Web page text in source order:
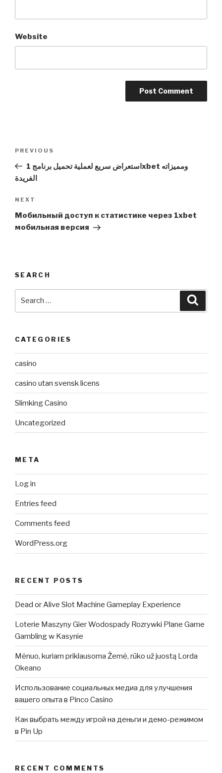
Website
Previous
Post
PREVIOUS
استعراض سريع لعملية تحميل برنامج 1xbet ومميزاته
الفريدة
Next
Post
NEXT
Мобильный доступ к статистике через 1xbet
мобильная версия
SEARCH
CATEGORIES
casino
casino utan svensk licens
Slimking Casino
Uncategorized
META
Log in
Entries feed
Comments feed
WordPress.org
RECENT POSTS
Dead or Alive Slot Machine Gameplay Experience
Loterie Maszyny Gier Wodospady Rozrywki Plane Game
Gambling w Kasynie
Mėnuo, kuriam priklausoma Žemė, rūko už juostą Lorda
Okeano
Использование социальных медиа для улучшения
вашего опыта в Pinco Casino
Как выбрать между игрой на деньги и демо-режимом
в Pin Up
RECENT COMMENTS